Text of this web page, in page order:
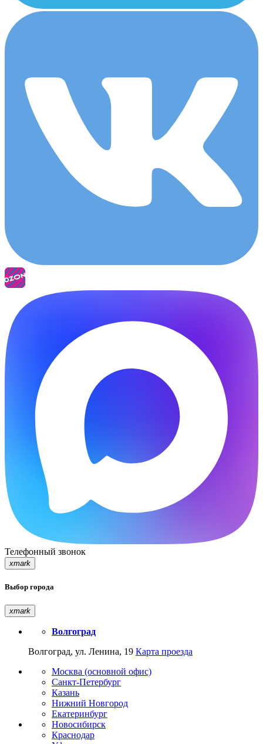
Телефонный звонок
xmark
Выбор города
xmark
Волгоград
Волгоград, ул. Ленина, 19 Карта проезда
Москва (основной офис)
Санкт-Петербург
Казань
Нижний Новгород
Екатеринбург
Новосибирск
Краснодар